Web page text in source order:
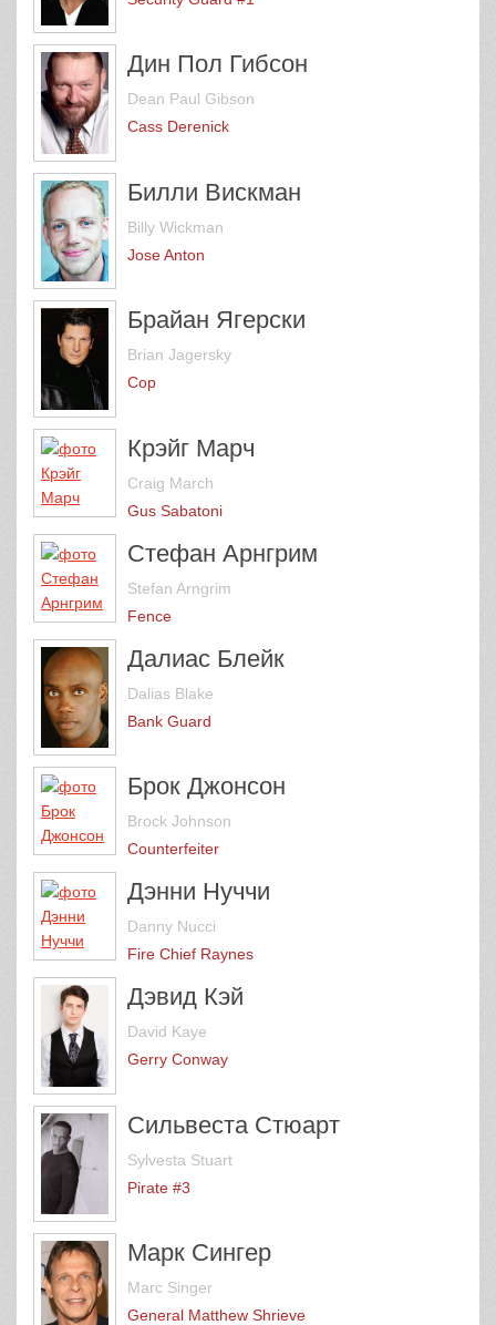
Дин Пол Гибсон
Dean Paul Gibson
Cass Derenick
Билли Вискман
Billy Wickman
Jose Anton
Брайан Ягерски
Brian Jagersky
Cop
Крэйг Марч
Craig March
Gus Sabatoni
Стефан Арнгрим
Stefan Arngrim
Fence
Далиас Блейк
Dalias Blake
Bank Guard
Брок Джонсон
Brock Johnson
Counterfeiter
Дэнни Нуччи
Danny Nucci
Fire Chief Raynes
Дэвид Кэй
David Kaye
Gerry Conway
Сильвеста Стюарт
Sylvesta Stuart
Pirate #3
Марк Сингер
Marc Singer
General Matthew Shrieve